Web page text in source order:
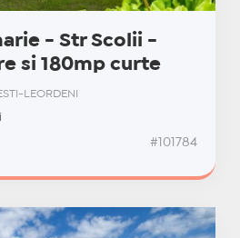
- Str Scolii -
si 180mp curte
LEORDENI
#101784